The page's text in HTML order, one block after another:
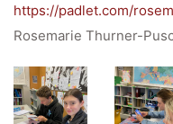
https://padlet.com/
Rosemarie Thurner-
Webuntis
Bildungsportal
Online Library Catalogue